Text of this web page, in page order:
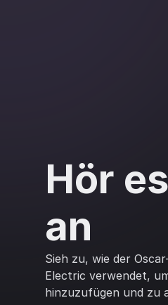
Hör
an
Sieh zu, wie der
Electric verwendet,
hinzuzufügen und zu